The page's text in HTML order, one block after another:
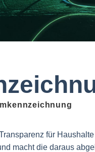
für
macht die daraus